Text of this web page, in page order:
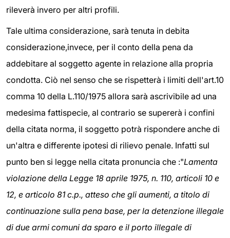
rileverà invero per altri profili.
Tale ultima considerazione, sarà tenuta in debita
considerazione,invece, per il conto della pena da
addebitare al soggetto agente in relazione alla propria
condotta. Ciò nel senso che se rispetterà i limiti dell'art.10
comma 10 della L.110/1975 allora sarà ascrivibile ad una
medesima fattispecie, al contrario se supererà i confini
della citata norma, il soggetto potrà rispondere anche di
un'altra e differente ipotesi di rilievo penale. Infatti sul
punto ben si legge nella citata pronuncia che :"Lamenta
violazione della Legge 18 aprile 1975, n. 110, articoli 10 e
12, e articolo 81 c.p., atteso che gli aumenti, a titolo di
continuazione sulla pena base, per la detenzione illegale
di due armi comuni da sparo e il porto illegale di